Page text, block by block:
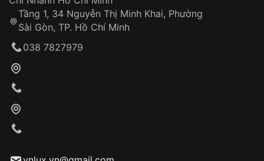
Tầng 1, 34 Nguyễn Thị Minh Khai, Phường
Sài Gòn, TP. Hồ Chí Minh
038 7827979